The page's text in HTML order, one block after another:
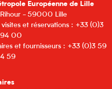
Européenne de Lille
Rihour - 59000 Lille
et réservations : +33 (0)3
00
et fournisseurs : +33 (0)3 59
59